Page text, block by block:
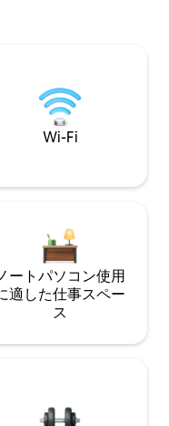
Wi-Fi
ートパソコン使用
適した仕事スペー
ス